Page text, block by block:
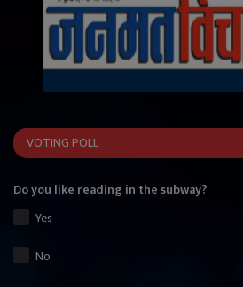
VOTING POLL
Do you like reading in the subway?
Yes
No